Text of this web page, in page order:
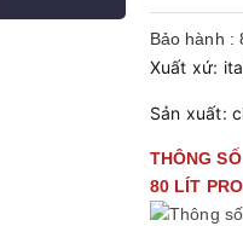
Bảo hành :
Xuất xứ:
Sản xuất:
THÔNG
80 LÍT